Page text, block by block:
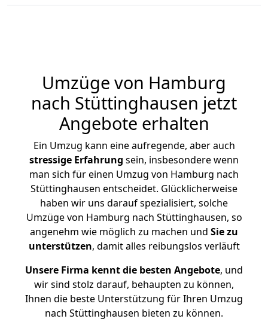
Umzüge von Hamburg
nach Stüttinghausen jetzt
Angebote erhalten
Ein Umzug kann eine aufregende, aber auch
stressige Erfahrung sein, insbesondere wenn
man sich für einen Umzug von Hamburg nach
Stüttinghausen entscheidet. Glücklicherweise
haben wir uns darauf spezialisiert, solche
Umzüge von Hamburg nach Stüttinghausen, so
angenehm wie möglich zu machen und Sie zu
unterstützen, damit alles reibungslos verläuft
Unsere Firma kennt die besten Angebote, und
wir sind stolz darauf, behaupten zu können,
Ihnen die beste Unterstützung für Ihren Umzug
nach Stüttinghausen bieten zu können.